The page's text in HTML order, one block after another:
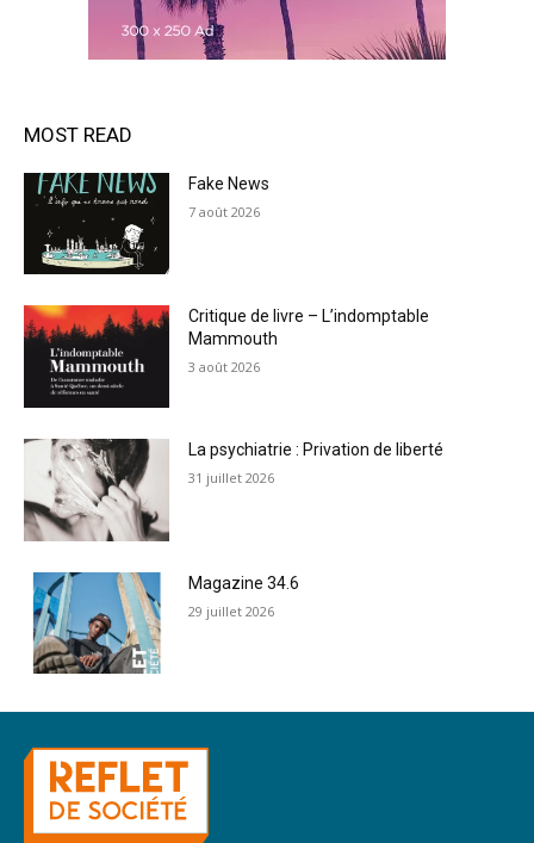
MOST READ
Fake News
7 août 2026
Critique de livre – L’indomptable
Mammouth
3 août 2026
La psychiatrie : Privation de liberté
31 juillet 2026
Magazine 34.6
29 juillet 2026